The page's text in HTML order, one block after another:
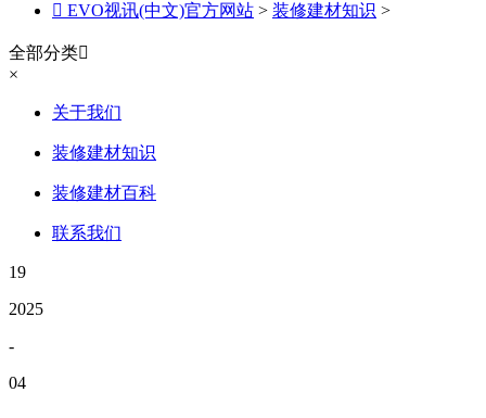
 EVO视讯(中文)官方网站 > 装修建材知识 >
全部分类
×
关于我们
装修建材知识
装修建材百科
联系我们
19
2025
-
04